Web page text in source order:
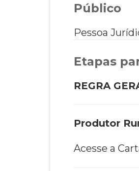
Público
Pessoa
Etapas
REGRA
Produtor
Acesse a